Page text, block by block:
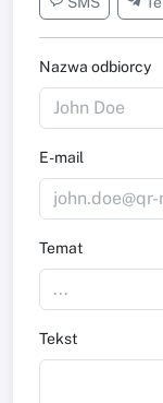
Nazwa odbiorcy
E-mail
Temat
Tekst